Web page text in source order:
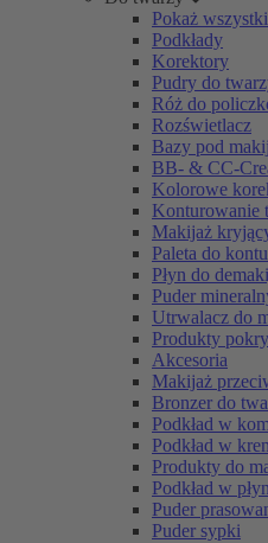
Pokaż
Podkłady
Korektory
Pudry do
Róż do
Rozświetlacz
Bazy pod
BB- & CC-
Kolorowe
Konturowanie
Makijaż
Paleta do
Płyn do
Puder
Utrwalacz do
Produkty
Akcesoria
Makijaż
Bronzer do
Podkład w
Podkład w
Produkty do
Podkład w
Puder
Puder sypki